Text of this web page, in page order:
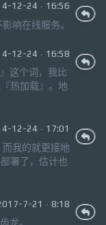
12-24 · 16:56
响在线服务。
12-24 · 16:58
这个词，我比
热加载』。地
12-24 · 17:01
我的就更接地
署了，估计也
7-21 · 8:18
龙。